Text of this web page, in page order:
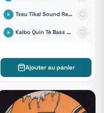
Tseu Tikal Sound Records
Kalbo Quin Té Bass vs The COok
Ajouter au panier